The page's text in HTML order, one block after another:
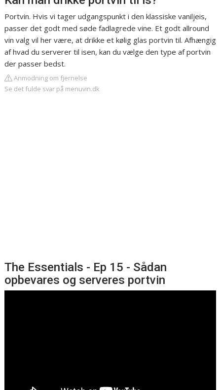
Portvin. Hvis vi tager udgangspunkt i den klassiske vaniljeis,
passer det godt med søde fadlagrede vine. Et godt allround
vin valg vil her være, at drikke et kølig glas portvin til. Afhængig
af hvad du serverer til isen, kan du vælge den type af portvin
der passer bedst.
Anmodning om fjernelse
Se det fulde svar på menuvin.dk
The Essentials - Ep 15 - Sådan
opbevares og serveres portvin